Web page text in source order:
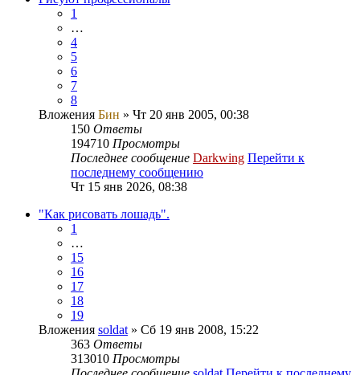
1
…
4
5
6
7
8
Вложения Бин » Чт 20 янв 2005, 00:38
150 Ответы
194710 Просмотры
Последнее сообщение Darkwing Перейти к
последнему сообщению
Чт 15 янв 2026, 08:38
"Как рисовать лошадь".
1
…
15
16
17
18
19
Вложения soldat » Сб 19 янв 2008, 15:22
363 Ответы
313010 Просмотры